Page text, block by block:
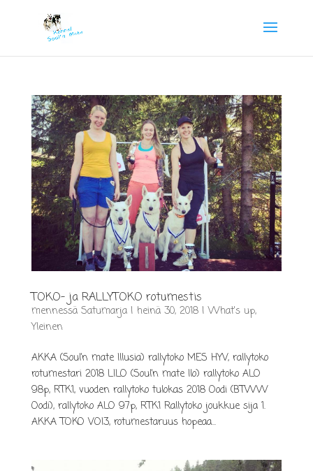
TOKO- ja RALLYTOKO rotumestis
mennessä Satumarja| heinä 30, 2018|What's up,
Yleinen
AKKA (Soul’n mate Illusia) rallytoko MES HYV, rallytoko
rotumestari 2018 LILO (Soul’n mate Ilo) rallytoko ALO
98p, RTK1, vuoden rallytoko tulokas 2018 Oodi (BTWW
Oodi), rallytoko ALO 97p, RTK1 Rallytoko joukkue sija 1.
AKKA TOKO VOI3, rotumestaruus hopeaa...